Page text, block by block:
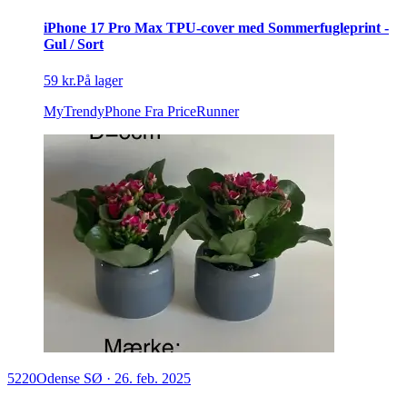
iPhone 17 Pro Max TPU-cover med Sommerfugleprint -
Gul / Sort
59 kr.På lager
MyTrendyPhone Fra PriceRunner
5220Odense SØ · 26. feb. 2025